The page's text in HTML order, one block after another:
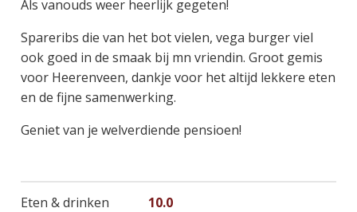
Als vanouds weer heerlijk gegeten!
Spareribs die van het bot vielen, vega burger viel
ook goed in de smaak bij mn vriendin. Groot gemis
voor Heerenveen, dankje voor het altijd lekkere eten
en de fijne samenwerking.
Geniet van je welverdiende pensioen!
Eten & drinken 10.0